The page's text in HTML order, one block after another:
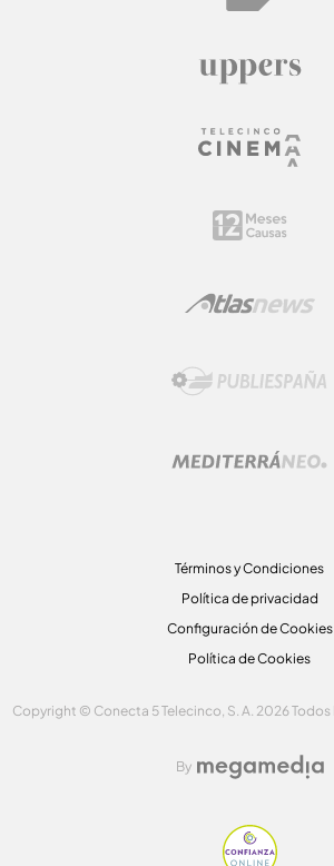
Términos y Condiciones
Política de privacidad
Configuración de Cookies
Política de Cookies
Copyright © Conecta 5 Telecinco, S. A. 2026
By